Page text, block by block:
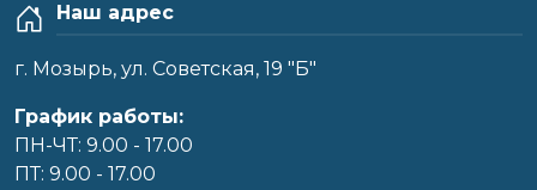
Наш адрес
г. Мозырь, ул. Советская, 19 "Б"
График работы:
ПН-ЧТ: 9.00 - 17.00
ПТ: 9.00 - 17.00